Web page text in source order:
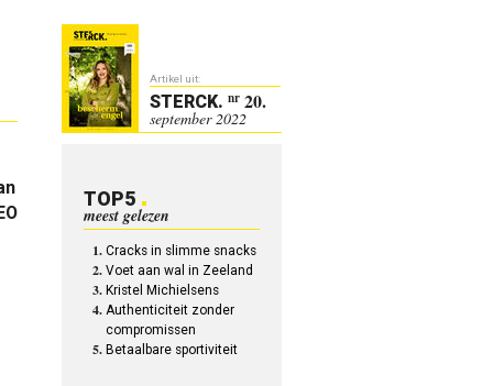
Artikel uit:
STERCK. nr 20.
september 2022
TOP5
meest gelezen
Cracks in slimme snacks
Voet aan wal in Zeeland
Kristel Michielsens
Authenticiteit zonder
compromissen
Betaalbare sportiviteit